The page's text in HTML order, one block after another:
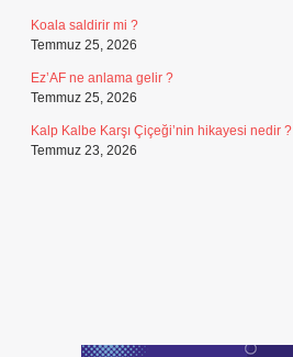
Koala saldirir mi ?
Temmuz 25, 2026
Ez’AF ne anlama gelir ?
Temmuz 25, 2026
Kalp Kalbe Karşı Çiçeği’nin hikayesi nedir ?
Temmuz 23, 2026